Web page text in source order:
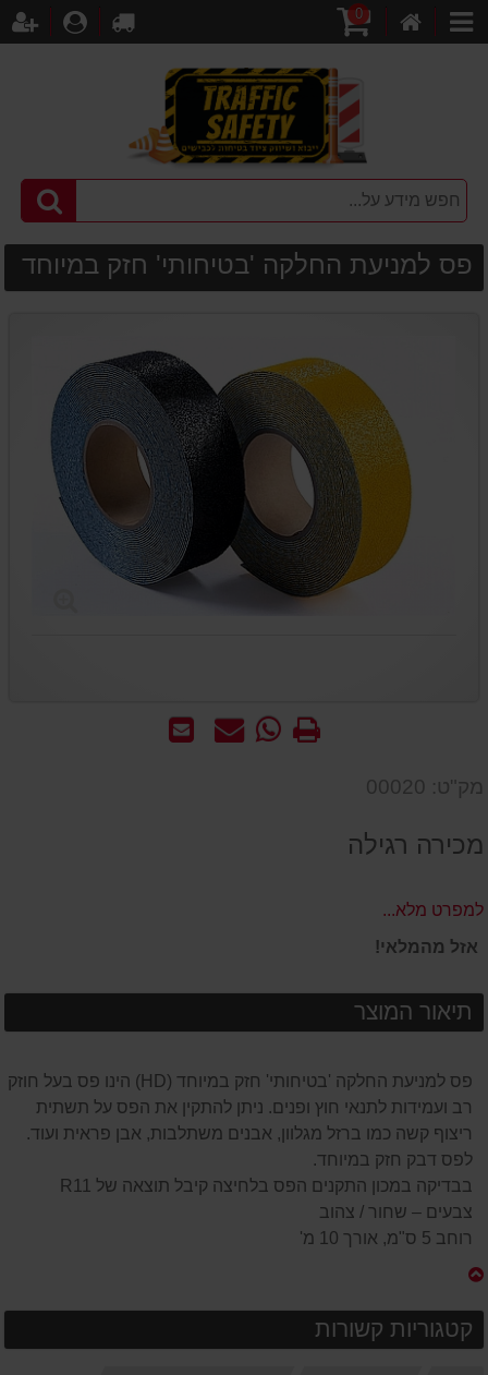
קטגוריות
קניות
0
לקופה
פס למניעת החלקה 'בטיחותי' חזק במיוחד
שלח
שאל WhatsApp
מק"ט: 00020
מכירה רגילה
למפרט מלא...
אזל מהמלאי!
תיאור המוצר
פס למניעת החלקה 'בטיחותי' חזק במיוחד (HD) הינו פס בעל חוזק
רב ועמידות לתנאי חוץ ופנים. ניתן להתקין את הפס על תשתית
ריצוף קשה כמו ברזל מגלוון, אבנים משתלבות, אבן פראית ועוד.
לפס דבק חזק במיוחד.
בבדיקה במכון התקנים הפס בלחיצה קיבל תוצאה של R11
צבעים – שחור / צהוב
רוחב 5 ס"מ, אורך 10 מ'
קטגוריות קשורות